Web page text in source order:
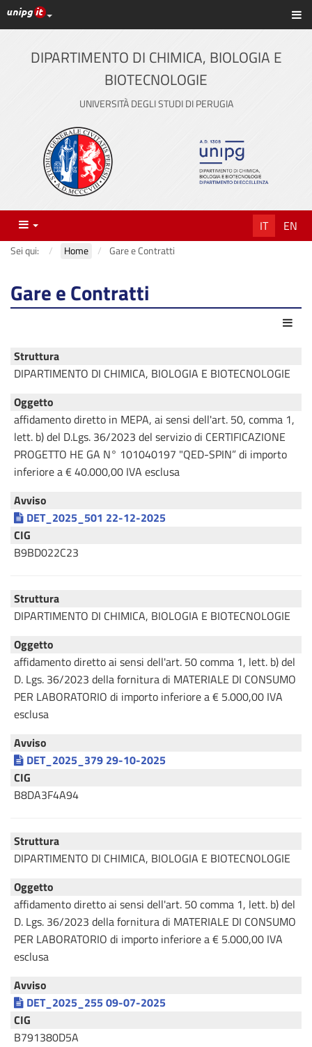
Vai
al
contenuto
principale
Link ai principali servizi web di Ateneo
DIPARTIMENTO DI CHIMICA, BIOLOGIA E
BIOTECNOLOGIE
UNIVERSITÀ DEGLI STUDI DI PERUGIA
Menu IT EN
Sei qui: Home Gare e Contratti
Gare e Contratti
Struttura
DIPARTIMENTO DI CHIMICA, BIOLOGIA E BIOTECNOLOGIE
Oggetto
affidamento diretto in MEPA, ai sensi dell'art. 50, comma 1,
lett. b) del D.Lgs. 36/2023 del servizio di CERTIFICAZIONE
PROGETTO HE GA N° 101040197 "QED-SPIN” di importo
inferiore a € 40.000,00 IVA esclusa
Avviso
DET_2025_501 22-12-2025
CIG
B9BD022C23
Struttura
DIPARTIMENTO DI CHIMICA, BIOLOGIA E BIOTECNOLOGIE
Oggetto
affidamento diretto ai sensi dell'art. 50 comma 1, lett. b) del
D. Lgs. 36/2023 della fornitura di MATERIALE DI CONSUMO
PER LABORATORIO di importo inferiore a € 5.000,00 IVA
esclusa
Avviso
DET_2025_379 29-10-2025
CIG
B8DA3F4A94
Struttura
DIPARTIMENTO DI CHIMICA, BIOLOGIA E BIOTECNOLOGIE
Oggetto
affidamento diretto ai sensi dell'art. 50 comma 1, lett. b) del
D. Lgs. 36/2023 della fornitura di MATERIALE DI CONSUMO
PER LABORATORIO di importo inferiore a € 5.000,00 IVA
esclusa
Avviso
DET_2025_255 09-07-2025
CIG
B791380D5A